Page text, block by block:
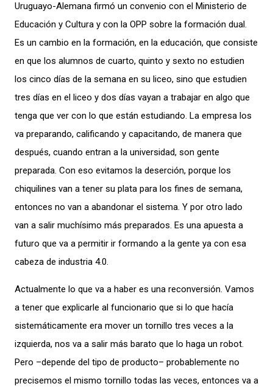
Uruguayo-Alemana firmó un convenio con el Ministerio de
Educación y Cultura y con la OPP sobre la formación dual.
Es un cambio en la formación, en la educación, que consiste
en que los alumnos de cuarto, quinto y sexto no estudien
los cinco días de la semana en su liceo, sino que estudien
tres días en el liceo y dos días vayan a trabajar en algo que
tenga que ver con lo que están estudiando. La empresa los
va preparando, calificando y capacitando, de manera que
después, cuando entran a la universidad, son gente
preparada. Con eso evitamos la deserción, porque los
chiquilines van a tener su plata para los fines de semana,
entonces no van a abandonar el sistema. Y por otro lado
van a salir muchísimo más preparados. Es una apuesta a
futuro que va a permitir ir formando a la gente ya con esa
cabeza de industria 4.0.
Actualmente lo que va a haber es una reconversión. Vamos
a tener que explicarle al funcionario que si lo que hacía
sistemáticamente era mover un tornillo tres veces a la
izquierda, nos va a salir más barato que lo haga un robot.
Pero –depende del tipo de producto– probablemente no
precisemos el mismo tornillo todas las veces, entonces va a